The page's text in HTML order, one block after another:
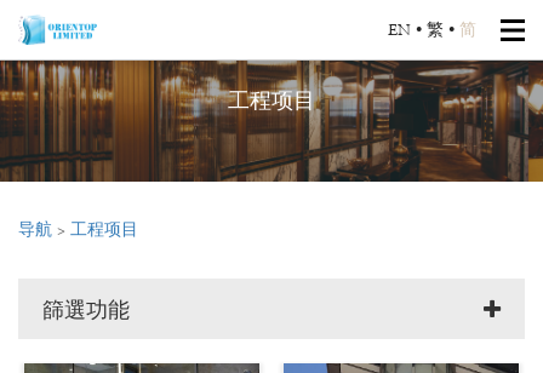
EN • 繁 • 简
工程项目
导航 > 工程项目
篩選功能